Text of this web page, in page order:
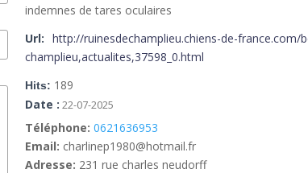
indemnes de tares oculaires
Url: http://ruinesdechamplieu.chiens-de-france.com/
champlieu,actualites,37598_0.html
Hits: 189
Date : 22-07-2025
Téléphone: 0621636953
Email: charlinep1980@hotmail.fr
Adresse: 231 rue charles neudorff